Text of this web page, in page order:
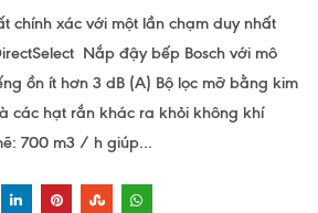
chính xác với một lần chạm duy nhất
Nắp đậy bếp Bosch với mô
ồn ít hơn 3 dB (A) Bộ lọc mỡ bằng kim
các hạt rắn khác ra khỏi không khí
700 m3 / h giúp...